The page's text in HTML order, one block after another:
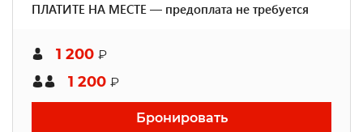
ПЛАТИТЕ НА МЕСТЕ — предоплата не требуется
1 200 ₽
1 200 ₽
Бронировать